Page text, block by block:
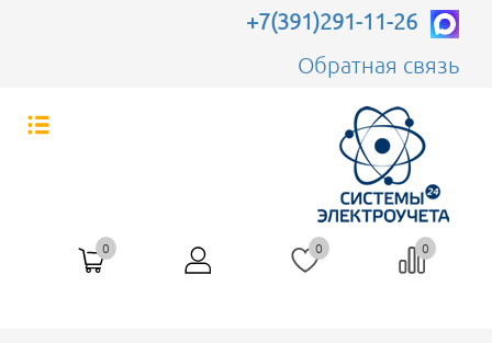
+7(391)291-11-26
Обратная связь
0 0 0